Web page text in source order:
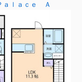
ａｌａｃｅ Ａ